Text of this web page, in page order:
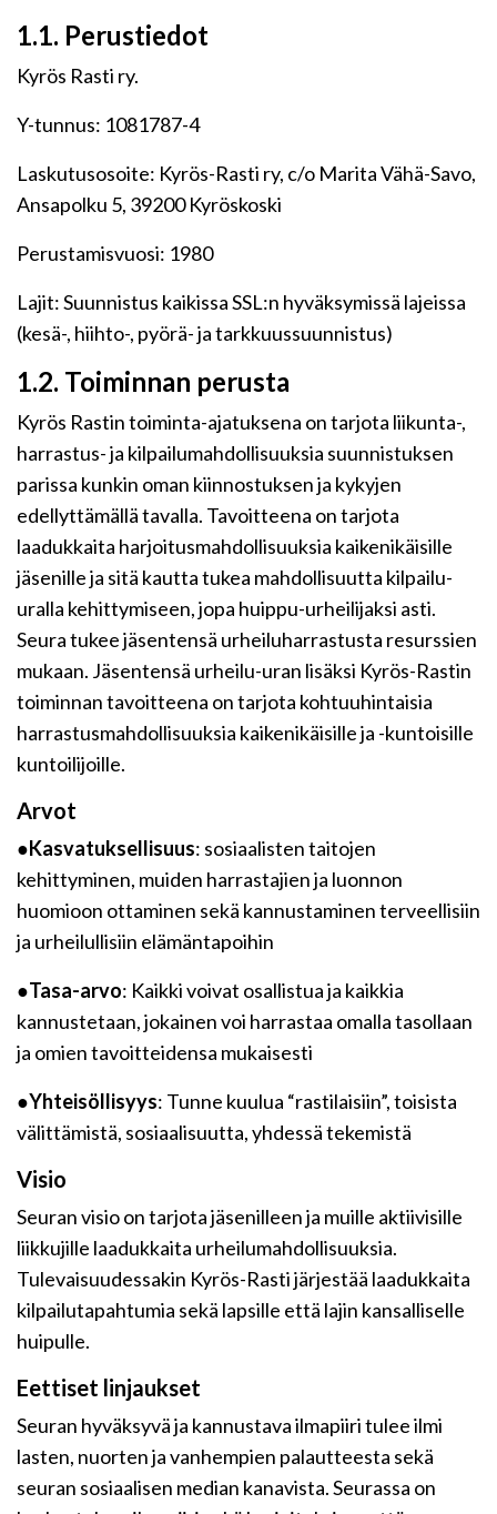
1.1. Perustiedot
Kyrös Rasti ry.
Y-tunnus: 1081787-4
Laskutusosoite: Kyrös-Rasti ry, c/o Marita Vähä-Savo,
Ansapolku 5, 39200 Kyröskoski
Perustamisvuosi: 1980
Lajit: Suunnistus kaikissa SSL:n hyväksymissä lajeissa
(kesä-, hiihto-, pyörä- ja tarkkuussuunnistus)
1.2. Toiminnan perusta
Kyrös Rastin toiminta-ajatuksena on tarjota liikunta-,
harrastus- ja kilpailumahdollisuuksia suunnistuksen
parissa kunkin oman kiinnostuksen ja kykyjen
edellyttämällä tavalla. Tavoitteena on tarjota
laadukkaita harjoitusmahdollisuuksia kaikenikäisille
jäsenille ja sitä kautta tukea mahdollisuutta kilpailu-
uralla kehittymiseen, jopa huippu-urheilijaksi asti.
Seura tukee jäsentensä urheiluharrastusta resurssien
mukaan. Jäsentensä urheilu-uran lisäksi Kyrös-Rastin
toiminnan tavoitteena on tarjota kohtuuhintaisia
harrastusmahdollisuuksia kaikenikäisille ja -kuntoisille
kuntoilijoille.
Arvot
●Kasvatuksellisuus: sosiaalisten taitojen
kehittyminen, muiden harrastajien ja luonnon
huomioon ottaminen sekä kannustaminen terveellisiin
ja urheilullisiin elämäntapoihin
●Tasa-arvo: Kaikki voivat osallistua ja kaikkia
kannustetaan, jokainen voi harrastaa omalla tasollaan
ja omien tavoitteidensa mukaisesti
●Yhteisöllisyys: Tunne kuulua “rastilaisiin”, toisista
välittämistä, sosiaalisuutta, yhdessä tekemistä
Visio
Seuran visio on tarjota jäsenilleen ja muille aktiivisille
liikkujille laadukkaita urheilumahdollisuuksia.
Tulevaisuudessakin Kyrös-Rasti järjestää laadukkaita
kilpailutapahtumia sekä lapsille että lajin kansalliselle
huipulle.
Eettiset linjaukset
Seuran hyväksyvä ja kannustava ilmapiiri tulee ilmi
lasten, nuorten ja vanhempien palautteesta sekä
seuran sosiaalisen median kanavista. Seurassa on